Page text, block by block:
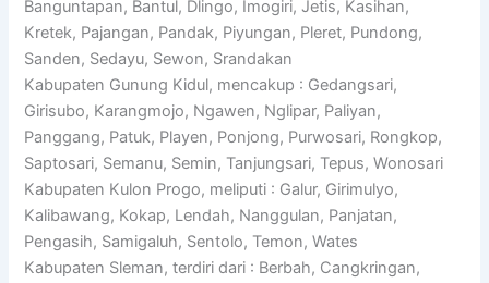
Banguntapan, Bantul, Dlingo, Imogiri, Jetis, Kasihan,
Kretek, Pajangan, Pandak, Piyungan, Pleret, Pundong,
Sanden, Sedayu, Sewon, Srandakan
Kabupaten Gunung Kidul, mencakup : Gedangsari,
Girisubo, Karangmojo, Ngawen, Nglipar, Paliyan,
Panggang, Patuk, Playen, Ponjong, Purwosari, Rongkop,
Saptosari, Semanu, Semin, Tanjungsari, Tepus, Wonosari
Kabupaten Kulon Progo, meliputi : Galur, Girimulyo,
Kalibawang, Kokap, Lendah, Nanggulan, Panjatan,
Pengasih, Samigaluh, Sentolo, Temon, Wates
Kabupaten Sleman, terdiri dari : Berbah, Cangkringan,